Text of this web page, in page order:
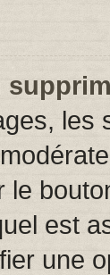
les
le
est
une